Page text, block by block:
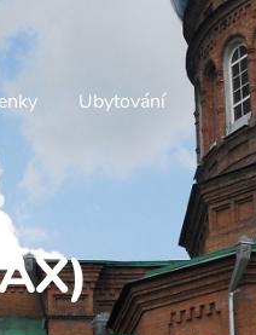
Ubytování